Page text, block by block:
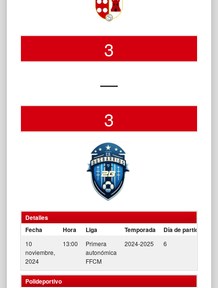
3
—
3
Detalles
Fecha
Hora Liga Temporada Día de partido
10
noviembre,
2024
13:00
Primera
autonómica
FFCM
2024-2025 6
Polideportivo